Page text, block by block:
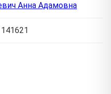
Анна Адамовна